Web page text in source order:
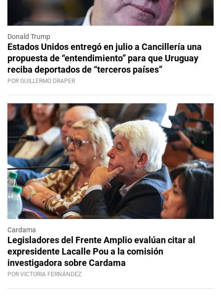
Donald Trump
Estados Unidos entregó en julio a Cancillería una
propuesta de “entendimiento” para que Uruguay
reciba deportados de “terceros países”
POR GUILLERMO DRAPER
Cardama
Legisladores del Frente Amplio evalúan citar al
expresidente Lacalle Pou a la comisión
investigadora sobre Cardama
POR VICTORIA FERNÁNDEZ